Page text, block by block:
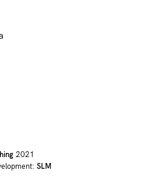
2021
SLM